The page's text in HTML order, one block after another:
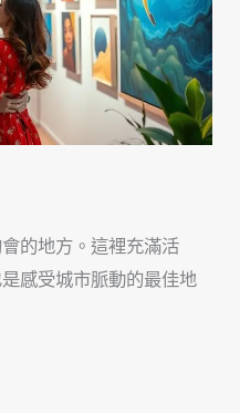
的地方。這裡充滿活
感受城市脈動的最佳地